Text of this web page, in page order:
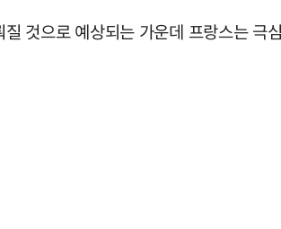
것으로 예상되는 가운데 프랑스는